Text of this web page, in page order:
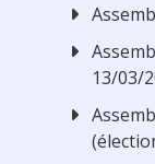
13/03/